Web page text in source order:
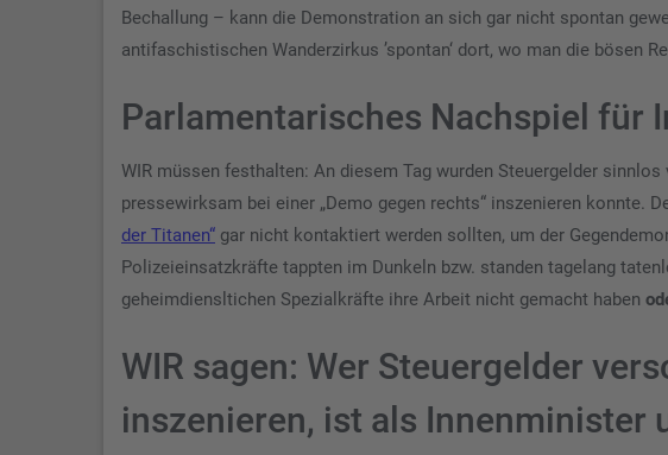
Bechallung – kann die Demonstration an sich gar nicht spontan
antifaschistischen Wanderzirkus ’spontan‘ dort, wo man die bösen
Parlamentarisches Nachspiel für
WIR müssen festhalten: An diesem Tag wurden Steuergelder
pressewirksam bei einer „Demo gegen rechts“ inszenieren konnte.
der Titanen“ gar nicht kontaktiert werden sollten, um der
Polizeieinsatzkräfte tappten im Dunkeln bzw. standen tagelang
geheimdiensltichen Spezialkräfte ihre Arbeit nicht gemacht haben
WIR sagen: Wer Steuergelder
inszenieren, ist als Innenminister